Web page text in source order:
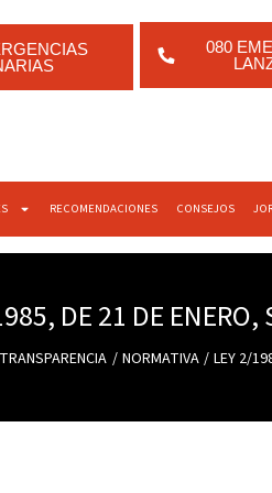
080
RECOMENDACIONES CONSEJOS
DE 21 DE ENERO,
TRANSPARENCIA NORMATIVA LEY 2/